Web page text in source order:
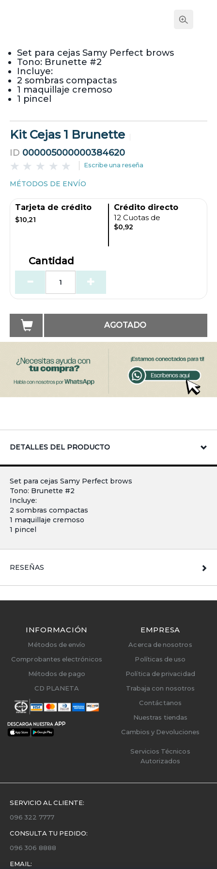
Set para cejas Samy Perfect brows
Tono: Brunette #2
Incluye:
2 sombras compactas
1 maquillaje cremoso
1 pincel
Kit Cejas 1 Brunette
ID 000005000000384620
Escribe una reseña
MÉTODOS DE ENVÍO
Tarjeta de crédito
$10,21
Crédito directo
12 Cuotas de
$0,92
Cantidad
AGOTADO
DETALLES DEL PRODUCTO
Set para cejas Samy Perfect brows
Tono: Brunette #2
Incluye:
2 sombras compactas
1 maquillaje cremoso
1 pincel
RESEÑAS
INFORMACIÓN
Métodos de envío
Comprobantes electrónicos
Métodos de pago
CD PLANETA
EMPRESA
Acerca de nosotros
Políticas de uso
Política de privacidad
Trabaja con nosotros
Contáctanos
Nuestras tiendas
Cambios y Devoluciones
Servicios Técnicos
Autorizados
SERVICIO AL CLIENTE:
096 322 7777
CONSULTA TU PEDIDO:
096 306 8888
EMAIL: